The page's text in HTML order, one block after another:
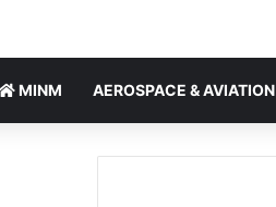
MINM AEROSPACE & AVIATION